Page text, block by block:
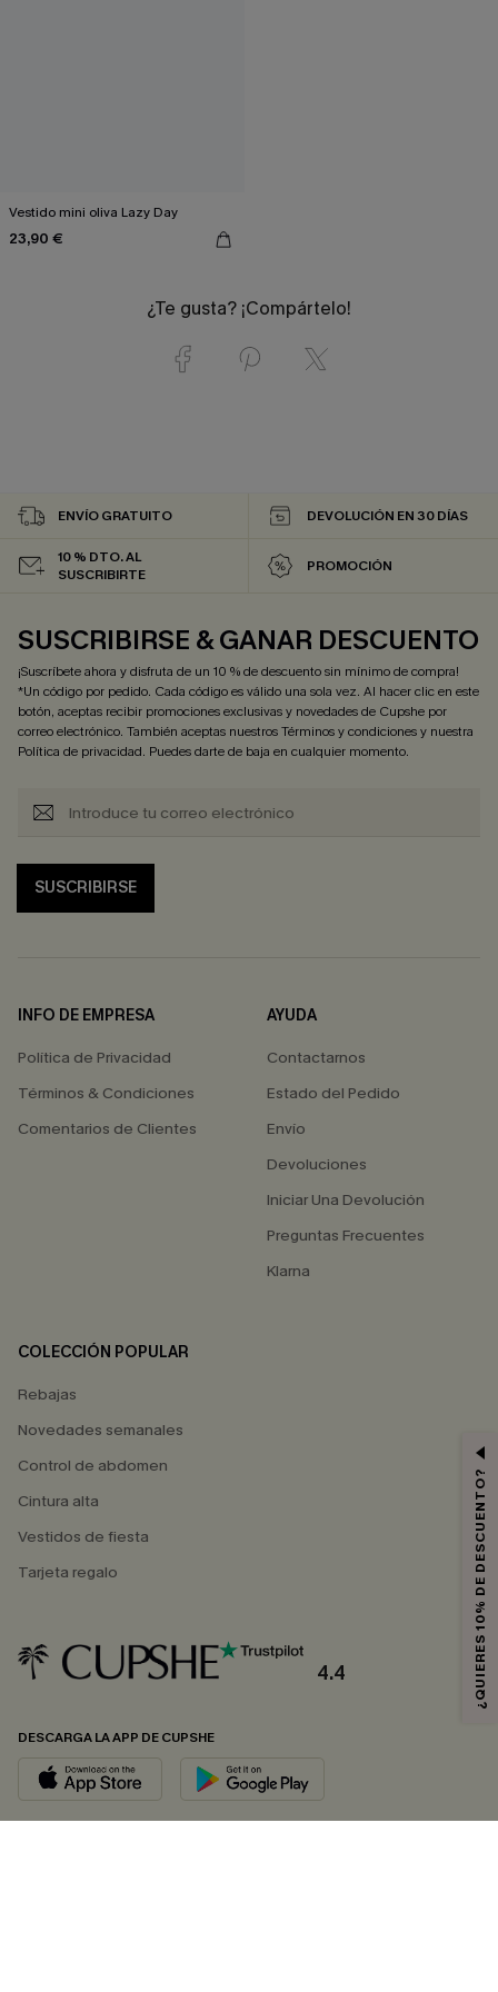
Vestido mini oliva Lazy Day
23,90 €
¿Te gusta? ¡Compártelo!
ENVÍO GRATUITO DEVOLUCIÓN EN 30 DÍAS
10 % DTO. AL
SUSCRIBIRTE
PROMOCIÓN
SUSCRIBIRSE & GANAR DESCUENTO
¡Suscríbete ahora y disfruta de un 10 % de descuento sin mínimo de compra!
*Un código por pedido. Cada código es válido una sola vez. Al hacer clic en este
botón, aceptas recibir promociones exclusivas y novedades de Cupshe por
correo electrónico. También aceptas nuestrosTérminos y condicionesy nuestra
Política de privacidad. Puedes darte de baja en cualquier momento.
SUSCRIBIRSE
INFO DE EMPRESA
Política de Privacidad
Términos & Condiciones
Comentarios de Clientes
AYUDA
Contactarnos
Estado del Pedido
Envío
Devoluciones
Iniciar Una Devolución
Preguntas Frecuentes
Klarna
COLECCIÓN POPULAR
Rebajas
Novedades semanales
Control de abdomen
Cintura alta
Vestidos de fiesta
Tarjeta regalo
4.4
DESCARGA LA APP DE CUPSHE
¿QUIERES 10% DE DESCUENTO?